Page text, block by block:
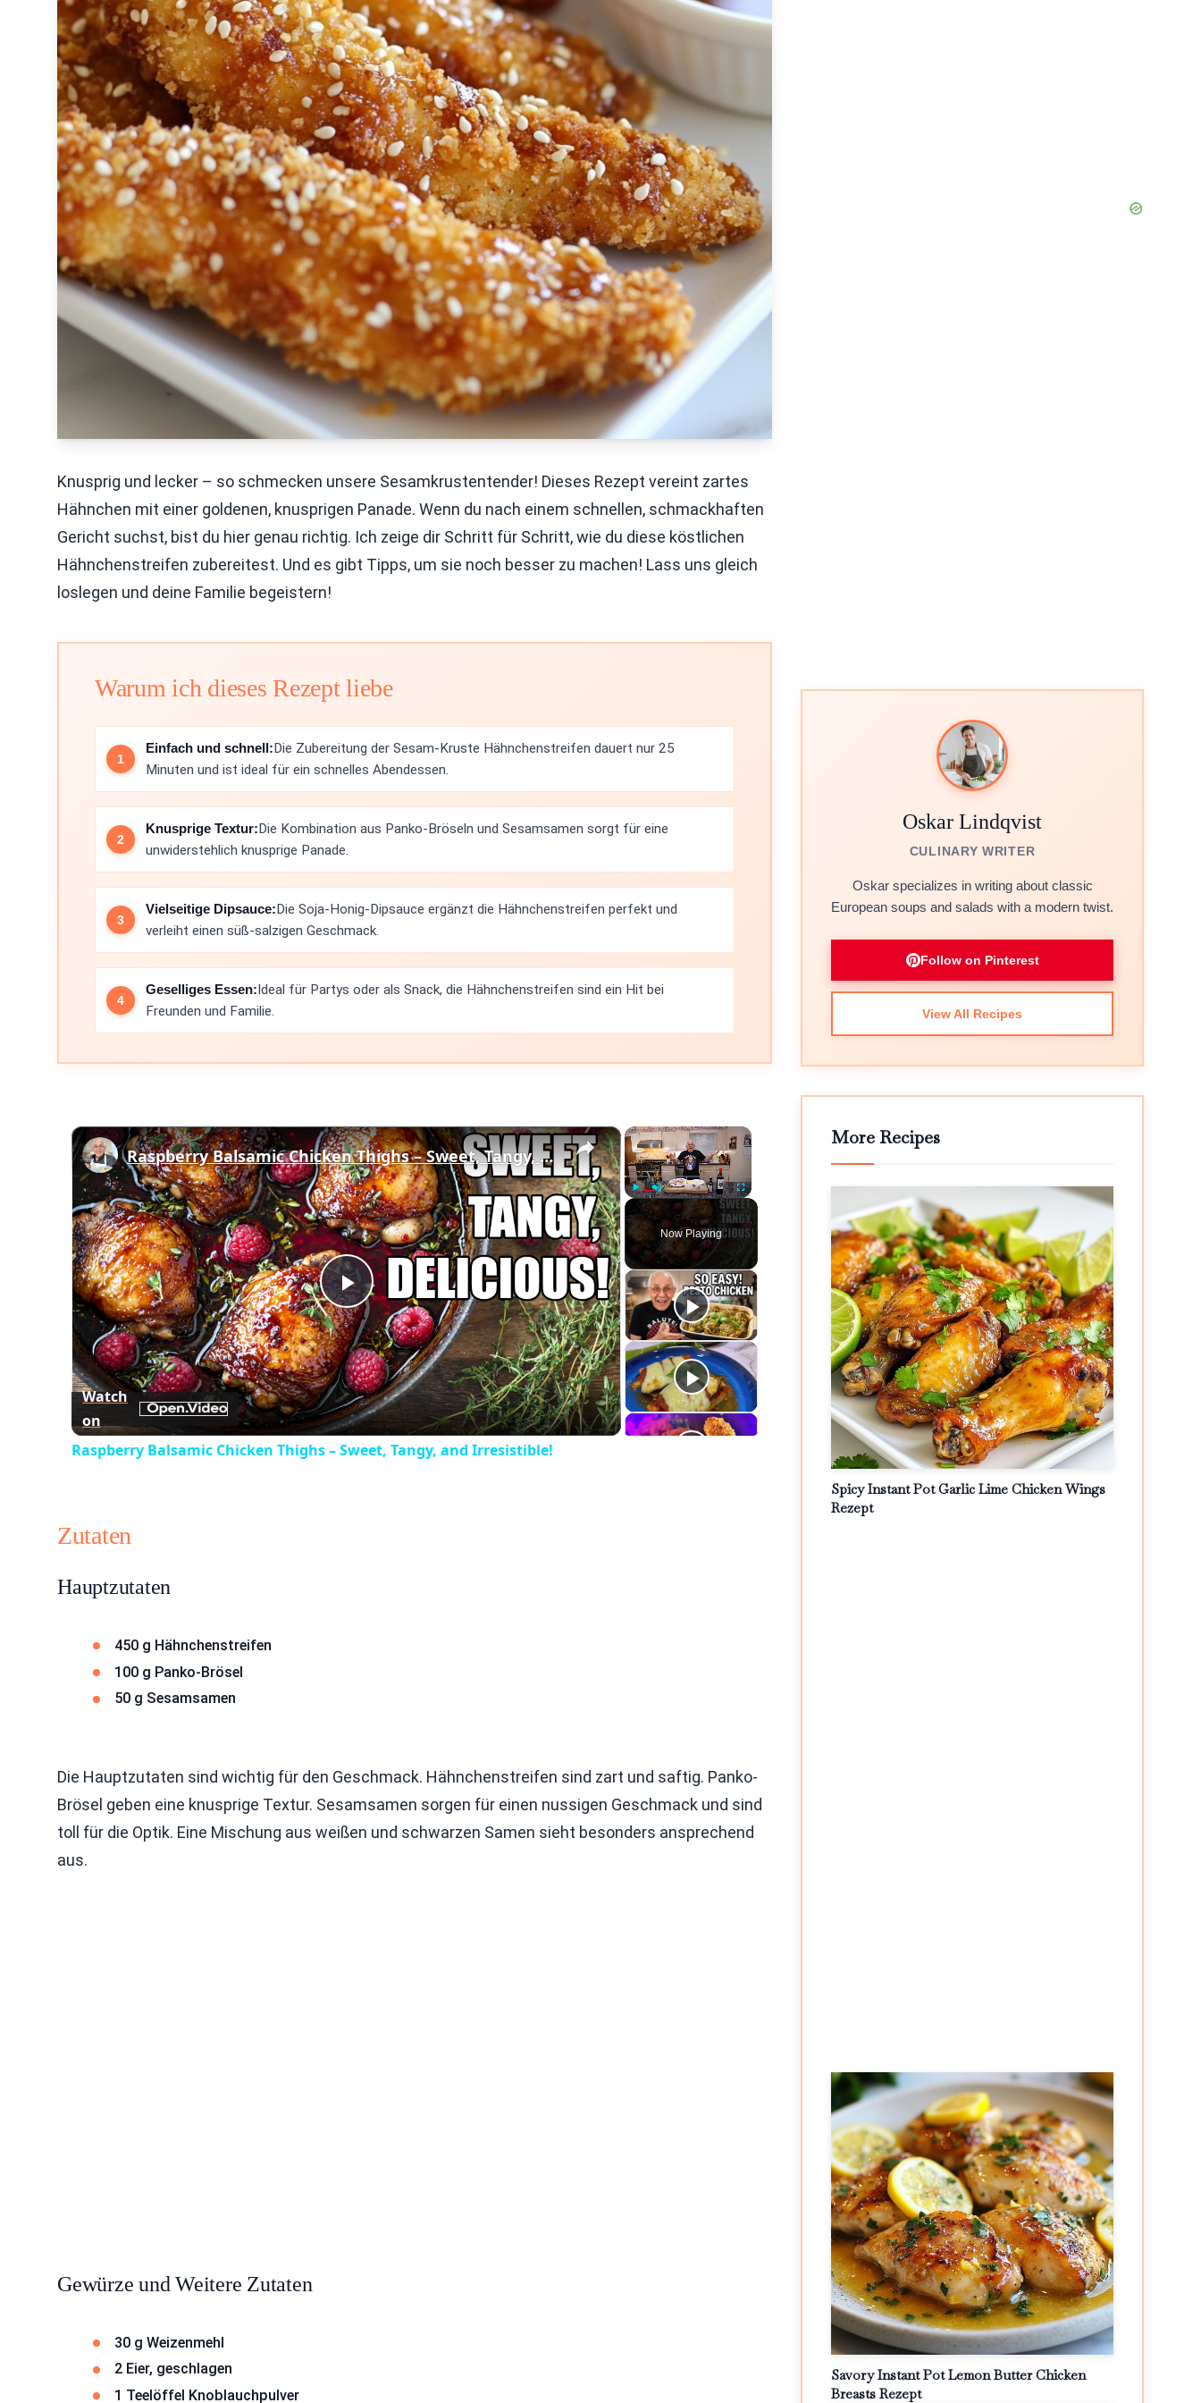
Knusprig und lecker – so schmecken unsere Sesamkrustentender! Dieses Rezept vereint zartes
Hähnchen mit einer goldenen, knusprigen Panade. Wenn du nach einem schnellen, schmackhaften
Gericht suchst, bist du hier genau richtig. Ich zeige dir Schritt für Schritt, wie du diese köstlichen
Hähnchenstreifen zubereitest. Und es gibt Tipps, um sie noch besser zu machen! Lass uns gleich
loslegen und deine Familie begeistern!
Warum ich dieses Rezept liebe
Einfach und schnell:Die Zubereitung der Sesam-Kruste Hähnchenstreifen dauert nur 25
Minuten und ist ideal für ein schnelles Abendessen.
Knusprige Textur:Die Kombination aus Panko-Bröseln und Sesamsamen sorgt für eine
unwiderstehlich knusprige Panade.
Vielseitige Dipsauce:Die Soja-Honig-Dipsauce ergänzt die Hähnchenstreifen perfekt und
verleiht einen süß-salzigen Geschmack.
Geselliges Essen:Ideal für Partys oder als Snack, die Hähnchenstreifen sind ein Hit bei
Freunden und Familie.
×
Play Unmute Fullscreen
Now Playing
×
Play
Video
Raspberry Balsamic Chicken Thighs – Sweet, Tangy, and Irresistible!
Watch
on
Raspberry Balsamic Chicken Thighs – Sweet, Tangy, and Irresistible!
Zutaten
Hauptzutaten
450 g Hähnchenstreifen
100 g Panko-Brösel
50 g Sesamsamen
Die Hauptzutaten sind wichtig für den Geschmack. Hähnchenstreifen sind zart und saftig. Panko-
Brösel geben eine knusprige Textur. Sesamsamen sorgen für einen nussigen Geschmack und sind
toll für die Optik. Eine Mischung aus weißen und schwarzen Samen sieht besonders ansprechend
aus.
Gewürze und Weitere Zutaten
30 g Weizenmehl
2 Eier, geschlagen
1 Teelöffel Knoblauchpulver
Oskar Lindqvist
CULINARY WRITER
Oskar specializes in writing about classic
European soups and salads with a modern twist.
Follow on Pinterest
View All Recipes
More Recipes
Spicy Instant Pot Garlic Lime Chicken Wings
Rezept
Savory Instant Pot Lemon Butter Chicken
Breasts Rezept